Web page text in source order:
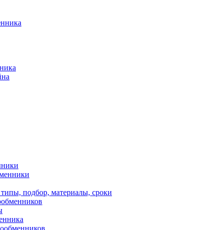
подбор, материалы, сроки